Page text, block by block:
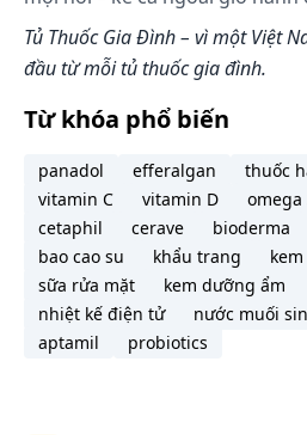
Tủ Thuốc Gia Đình – vì một Việt
đầu từ mỗi tủ thuốc gia đình.
Từ khóa phổ biến
panadol efferalgan thuốc
vitamin C
vitamin D omega
cetaphil
cerave bioderma
bao cao su
khẩu trang
sữa rửa mặt
kem dưỡng ẩm
nhiệt kế điện tử
nước muối
aptamil
probiotics